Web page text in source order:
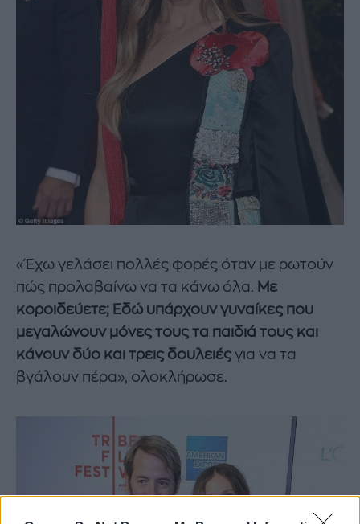
«Έχω γελάσει πολλές φορές όταν με ρωτούν
πώς προλαβαίνω να τα κάνω όλα. Με
κοροιδεύετε; Εδώ υπάρχουν γυναίκες που
μεγαλώνουν μόνες τους τα παιδιά τους και
κάνουν δύο και τρεις δουλειές για να τα
βγάλουν πέρα», ολοκλήρωσε.